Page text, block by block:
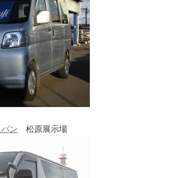
ン 松原展示場